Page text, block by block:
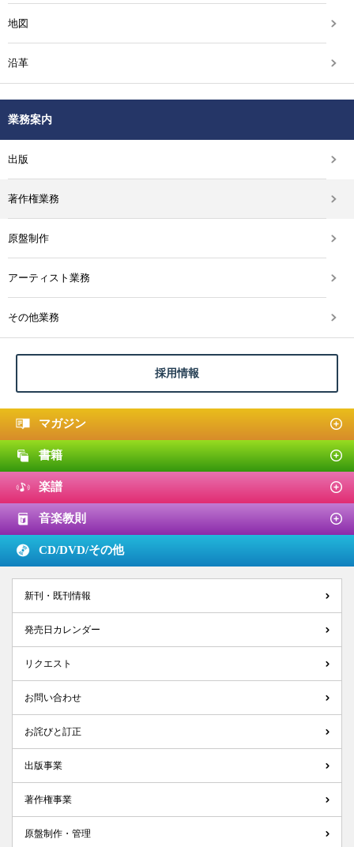
地図
沿革
業務案内
出版
著作権業務
原盤制作
アーティスト業務
その他業務
採用情報
マガジン
書籍
楽譜
音楽教則
CD/DVD/その他
新刊・既刊情報
発売日カレンダー
リクエスト
お問い合わせ
お詫びと訂正
出版事業
著作権事業
原盤制作・管理